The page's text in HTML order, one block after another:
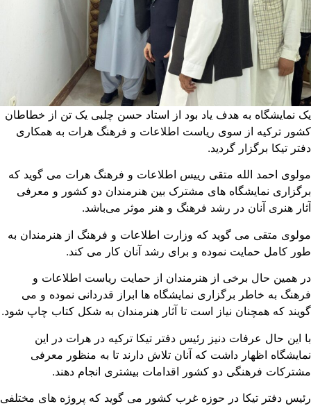
نمایشگاه به هدف یاد بود از استاد حسن چلبی یک تن از خطاطان
ترکیه از سوی ریاست اطلاعات و فرهنگ هرات به همکاری
تیکا برگزار گردید.
احمد الله متقی رییس اطلاعات و فرهنگ هرات می گوید که
نمایشگاه های مشترک بین هنرمندان دو کشور و معرفی
هنری آنان در رشد فرهنگ و هنر موثر می‌باشد.
متقی می گوید که وزارت اطلاعات و فرهنگ از هنرمندان به
کامل حمایت نموده و برای رشد آنان کار می کند.
همین حال برخی از هنرمندان از حمایت ریاست اطلاعات و
به خاطر برگزاری نمایشگاه ها ابراز قدردانی نموده و می
که همچنان نیاز است تا آثار هنرمندان به شکل کتاب چاپ شود.
این حال عرفات دنیز رئیس دفتر تیکا ترکیه در هرات در این
اظهار داشت که آنان تلاش دارند تا به منظور معرفی
فرهنگی دو کشور اقدامات بیشتری انجام دهند.
دفتر تیکا در حوزه غرب کشور می گوید که پروژه های مختلفی